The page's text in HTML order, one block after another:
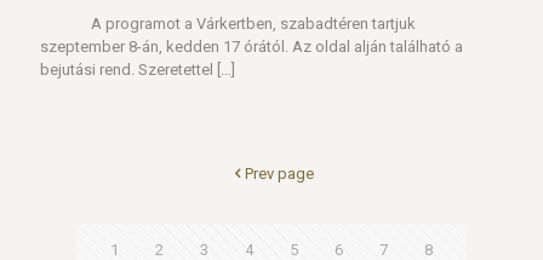
A programot a Várkertben, szabadtéren tartjuk
szeptember 8-án, kedden 17 órától. Az oldal alján található a
bejutási rend. Szeretettel
[…]
Prev page
1 2 3 4 5 6 7 8